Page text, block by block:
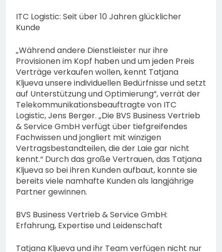
ITC Logistic: Seit über 10 Jahren glücklicher
Kunde
„Während andere Dienstleister nur ihre
Provisionen im Kopf haben und um jeden Preis
Verträge verkaufen wollen, kennt Tatjana
Kljueva unsere individuellen Bedürfnisse und setzt
auf Unterstützung und Optimierung“, verrät der
Telekommunikationsbeauftragte von ITC
Logistic, Jens Berger. „Die BVS Business Vertrieb
& Service GmbH verfügt über tiefgreifendes
Fachwissen und jongliert mit winzigen
Vertragsbestandteilen, die der Laie gar nicht
kennt.“ Durch das große Vertrauen, das Tatjana
Kljueva so bei ihren Kunden aufbaut, konnte sie
bereits viele namhafte Kunden als langjährige
Partner gewinnen.
BVS Business Vertrieb & Service GmbH:
Erfahrung, Expertise und Leidenschaft
Tatjana Kljueva und ihr Team verfügen nicht nur